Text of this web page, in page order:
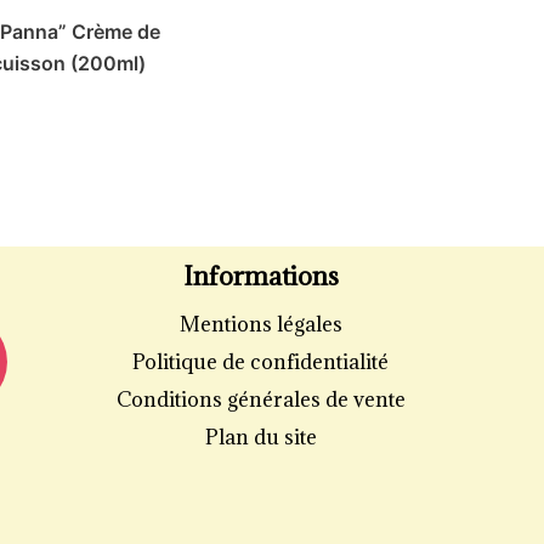
Crème de
(200ml)
Informations
Mentions légales
Politique de confidentialité
Conditions générales de vente
Plan du site